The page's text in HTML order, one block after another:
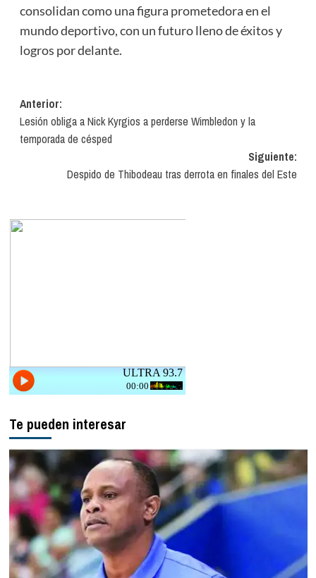
consolidan como una figura prometedora en el
mundo deportivo, con un futuro lleno de éxitos y
logros por delante.
Navegación
de
entradas
Anterior:
Lesión obliga a Nick Kyrgios a perderse Wimbledon y la
temporada de césped
Siguiente:
Despido de Thibodeau tras derrota en finales del Este
Te pueden interesar